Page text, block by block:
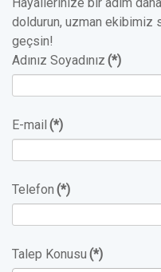
doldurun, uzman ekibimiz
geçsin!
Adınız Soyadınız (*)
E-mail (*)
Telefon (*)
Talep Konusu (*)